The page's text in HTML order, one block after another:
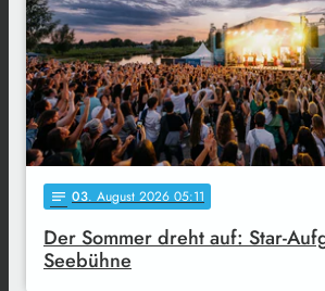
notes 03. August 2026 05:11
Der Sommer dreht auf: Star-
Seebühne